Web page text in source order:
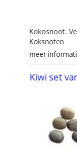
Kokosnoot.
Koksnoten
meer
Kiwi set